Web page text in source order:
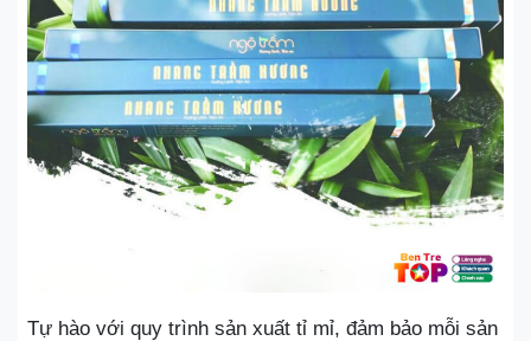
Tự hào với quy trình sản xuất tỉ mỉ, đảm bảo mỗi sản